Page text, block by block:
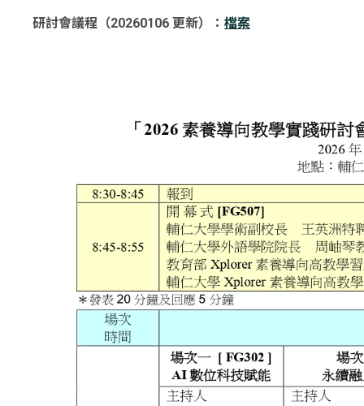
研討會議程（20260106 更新）： 檔案